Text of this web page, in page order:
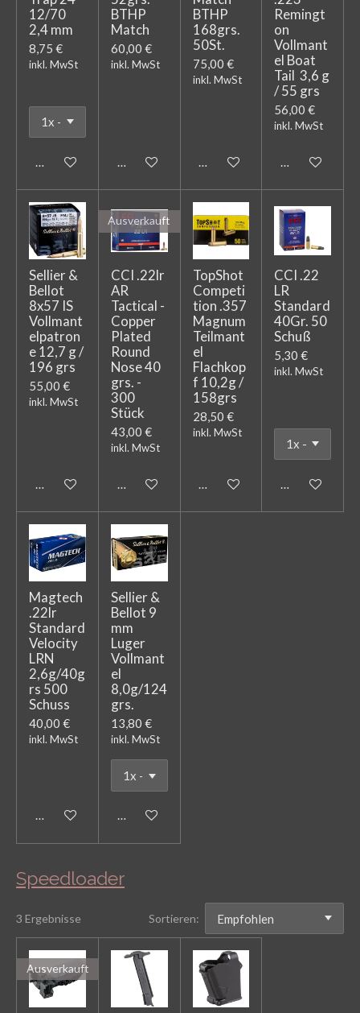
12/70
2,4 mm
8,75 €
inkl. MwSt
In den Warenkorb
BTHP
Match
60,00 €
inkl. MwSt
In den Warenkorb
BTHP
168grs.
50St.
75,00 €
inkl. MwSt
In den Warenkorb
Remingt
on
Vollmant
el Boat
Tail 3,6 g
/ 55 grs
56,00 €
inkl. MwSt
In den
Sellier &
Bellot
8x57 IS
Vollmant
elpatron
e 12,7 g /
196 grs
55,00 €
inkl. MwSt
In den Warenkorb
Ausverkauft
CCI .22lr
AR
Tactical -
Copper
Plated
Round
Nose 40
grs. -
300
Stück
43,00 €
inkl. MwSt
Bei Verfügbarkeit benachrichtigen
TopShot
Competi
tion .357
Magnum
Teilmant
el
Flachkop
f 10,2g /
158grs
28,50 €
inkl. MwSt
In den Warenkorb
CCI .22
LR
Standard
40Gr. 50
Schuß
5,30 €
inkl. MwSt
In den
Magtech
.22lr
Standard
Velocity
LRN
2,6g/40g
rs 500
Schuss
40,00 €
inkl. MwSt
In den Warenkorb
Sellier &
Bellot 9
mm
Luger
Vollmant
el
8,0g/124
grs.
13,80 €
inkl. MwSt
In den Warenkorb
Speedloader
3 Ergebnisse Sortieren:
Ausverkauft